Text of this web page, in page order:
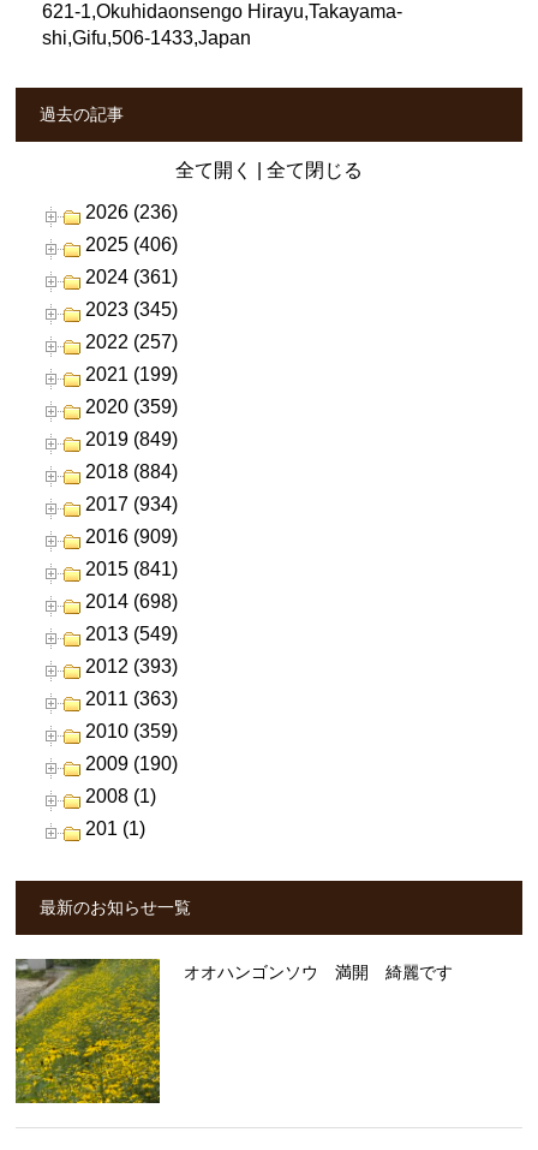
621-1,Okuhidaonsengo Hirayu,Takayama-
shi,Gifu,506-1433,Japan
過去の記事
全て開く 全て閉じる
2026 (236)
2025 (406)
2024 (361)
2023 (345)
2022 (257)
2021 (199)
2020 (359)
2019 (849)
2018 (884)
2017 (934)
2016 (909)
2015 (841)
2014 (698)
2013 (549)
2012 (393)
2011 (363)
2010 (359)
2009 (190)
2008 (1)
201 (1)
最新のお知らせ一覧
オオハンゴンソウ 満開 綺麗です